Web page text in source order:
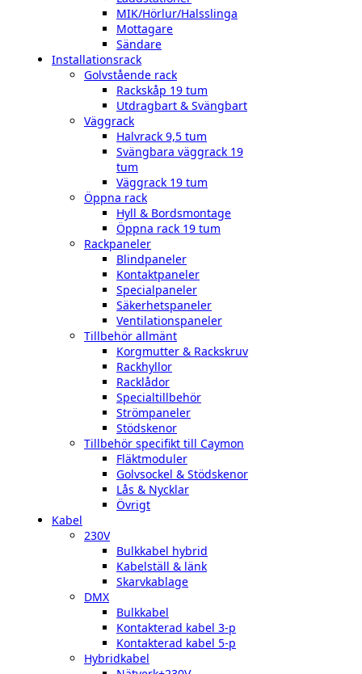
MIK/Hörlur/Halsslinga
Mottagare
Sändare
Installationsrack
Golvstående rack
Rackskåp 19 tum
Utdragbart & Svängbart
Väggrack
Halvrack 9,5 tum
Svängbara väggrack 19
tum
Väggrack 19 tum
Öppna rack
Hyll & Bordsmontage
Öppna rack 19 tum
Rackpaneler
Blindpaneler
Kontaktpaneler
Specialpaneler
Säkerhetspaneler
Ventilationspaneler
Tillbehör allmänt
Korgmutter & Rackskruv
Rackhyllor
Racklådor
Specialtillbehör
Strömpaneler
Stödskenor
Tillbehör specifikt till Caymon
Fläktmoduler
Golvsockel & Stödskenor
Lås & Nycklar
Övrigt
Kabel
230V
Bulkkabel hybrid
Kabelställ & länk
Skarvkablage
DMX
Bulkkabel
Kontakterad kabel 3-p
Kontakterad kabel 5-p
Hybridkabel